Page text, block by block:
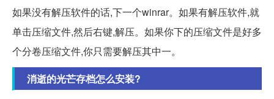
如果没有解压软件的话,下一个winrar。如果有解压软件,就
单击压缩文件,然后右键,解压。如果你下的压缩文件是好多
个分卷压缩文件,你只需要解压其中一。
消逝的光芒存档怎么安装?